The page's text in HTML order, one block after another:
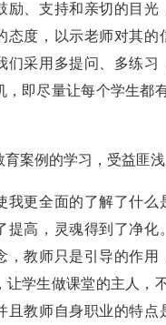
励、支持和亲切的目光
态度，以示老师对其的
们采用多提问、多练习
，即尽量让每个学生都
案例的学习，受益匪浅
我更全面的了解了什么
提高，灵魂得到了净化
，教师只是引导的作用
让学生做课堂的主人，
且教师自身职业的特点